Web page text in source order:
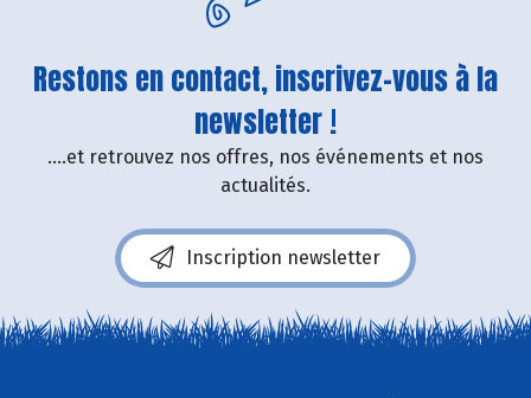
Restons en contact, inscrivez-vous à la
newsletter !
....et retrouvez nos offres, nos événements et nos
actualités.
Inscription newsletter